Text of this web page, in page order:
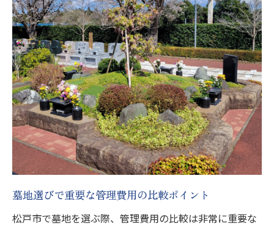
墓地選びで重要な管理費用の比較ポイント
松戸市で墓地を選ぶ際、管理費用の比較は非常に重要な